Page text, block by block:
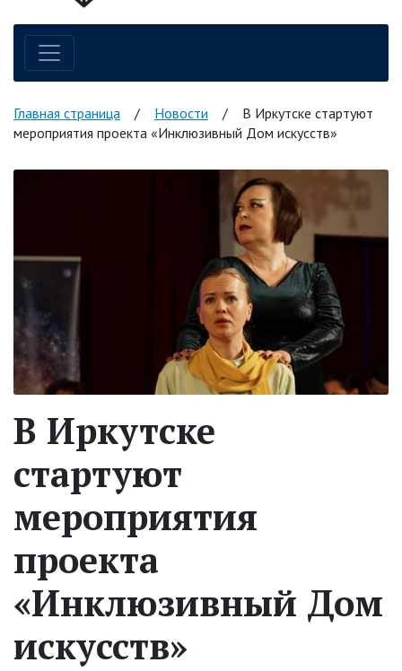
Навигация по сайту
Главная страница / Новости /
В Иркутске стартуют
мероприятия проекта «Инклюзивный Дом искусств»
В Иркутске
стартуют
мероприятия
проекта
«Инклюзивный Дом
искусств»